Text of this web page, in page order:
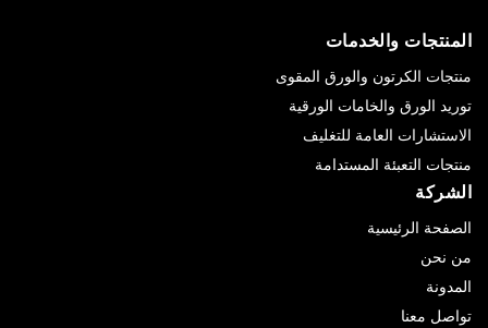
المنتجات والخدمات
منتجات الكرتون والورق المقوى
توريد الورق والخامات الورقية
الاستشارات العامة للتغليف
منتجات التعبئة المستدامة
الشركة
الصفحة الرئيسية
من نحن
المدونة
تواصل معنا